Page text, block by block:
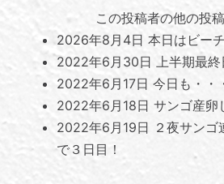
この投稿者の他の投稿
2026年8月4日 本日はビー
2022年6月30日 上半期最終
2022年6月17日 今日も・・
2022年6月18日 サンゴ産卵
2022年6月19日 ２夜サンゴ
で３日目！